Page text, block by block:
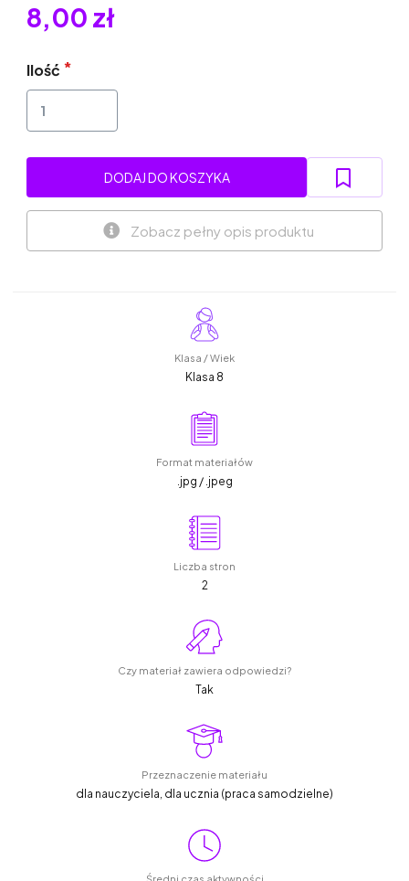
8,00 zł
Ilość
DODAJ DO KOSZYKA
Zobacz pełny opis produktu
Klasa / Wiek
Klasa 8
Format materiałów
.jpg / .jpeg
Liczba stron
2
Czy materiał zawiera odpowiedzi?
Tak
Przeznaczenie materiału
dla nauczyciela, dla ucznia (praca samodzielne)